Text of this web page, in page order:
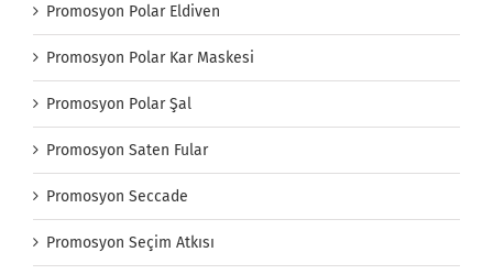
Promosyon Polar Eldiven
Promosyon Polar Kar Maskesi
Promosyon Polar Şal
Promosyon Saten Fular
Promosyon Seccade
Promosyon Seçim Atkısı